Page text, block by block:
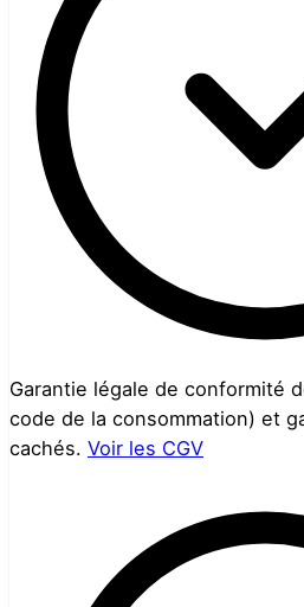
Garantie légale de conformité
code de la consommation) et
cachés. Voir les CGV